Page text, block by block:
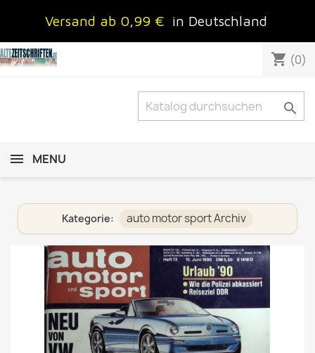
Versand ab 0,99 € in Deutschland
shopping_cart (0)

MENU
Kategorie: auto motor sport Archiv